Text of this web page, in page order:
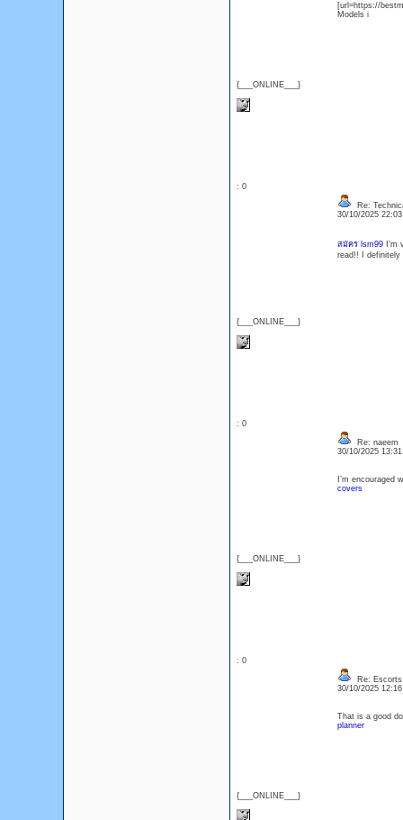
{___ONLINE___}
[url=https://
Models i
: 0
{___ONLINE___}
Re:
30/10/2025
สมัคร lsm99I’m
read!! I definitely
: 0
{___ONLINE___}
Re: naeem
30/10/2025
I’m
covers
: 0
{___ONLINE___}
Re:
30/10/2025
That is a good
planner